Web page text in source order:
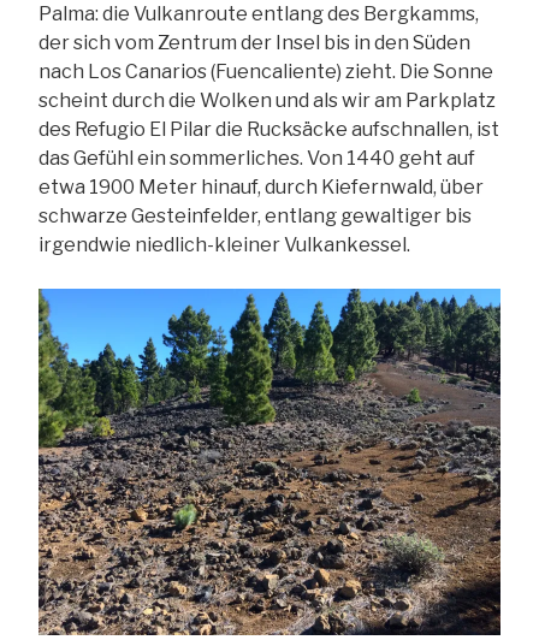
Palma: die Vulkanroute entlang des Bergkamms,
der sich vom Zentrum der Insel bis in den Süden
nach Los Canarios (Fuencaliente) zieht. Die Sonne
scheint durch die Wolken und als wir am Parkplatz
des Refugio El Pilar die Rucksäcke aufschnallen, ist
das Gefühl ein sommerliches. Von 1440 geht auf
etwa 1900 Meter hinauf, durch Kiefernwald, über
schwarze Gesteinfelder, entlang gewaltiger bis
irgendwie niedlich-kleiner Vulkankessel.